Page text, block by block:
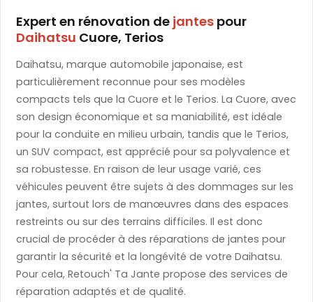
Expert en rénovation dejantespour
DaihatsuCuore, Terios
Daihatsu, marque automobile japonaise, est
particulièrement reconnue pour ses modèles
compacts tels que la Cuore et le Terios. La Cuore, avec
son design économique et sa maniabilité, est idéale
pour la conduite en milieu urbain, tandis que le Terios,
un SUV compact, est apprécié pour sa polyvalence et
sa robustesse. En raison de leur usage varié, ces
véhicules peuvent être sujets à des dommages sur les
jantes, surtout lors de manœuvres dans des espaces
restreints ou sur des terrains difficiles. Il est donc
crucial de procéder à des réparations de jantes pour
garantir la sécurité et la longévité de votre Daihatsu.
Pour cela, Retouch' Ta Jante propose des services de
réparation adaptés et de qualité.